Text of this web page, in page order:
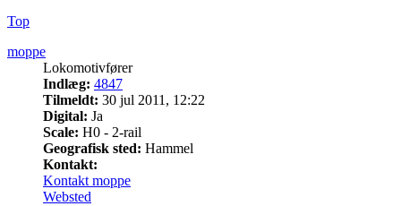
Top
moppe
Lokomotivfører
Indlæg: 4847
Tilmeldt: 30 jul 2011, 12:22
Digital: Ja
Scale: H0 - 2-rail
Geografisk sted: Hammel
Kontakt:
Kontakt moppe
Websted